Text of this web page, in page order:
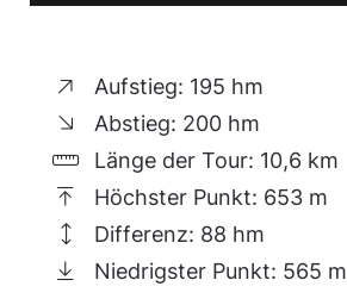
Aufstieg: 195 hm
Abstieg: 200 hm
Länge der Tour: 10,6 km
Höchster Punkt: 653 m
Differenz: 88 hm
Niedrigster Punkt: 565 m